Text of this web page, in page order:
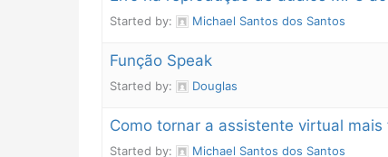
Started by: Michael Santos dos Santos
Função Speak
Started by: Douglas
Como tornar a assistente virtual
Started by: Michael Santos dos Santos